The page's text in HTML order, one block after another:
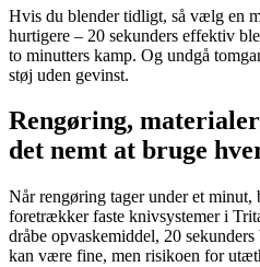
Hvis du blender tidligt, så vælg en
hurtigere – 20 sekunders effektiv
to minutters kamp. Og undgå
støj uden gevinst.
Rengøring,
det nemt at bruge
Når rengøring tager under et minut,
foretrækker faste knivsystemer i
dråbe opvaskemiddel, 20
kan være fine, men risikoen for